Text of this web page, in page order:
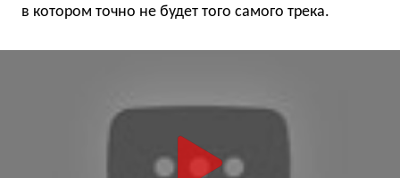
в котором точно не будет того самого трека.